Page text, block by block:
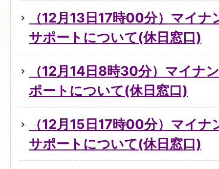
（12月13日17時00分）マイ
サポートについて(休日窓口)
（12月14日8時30分）マイナ
ポートについて(休日窓口)
（12月15日17時00分）マイ
サポートについて(休日窓口)